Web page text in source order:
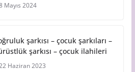
Mayıs 2024
şarkısı – çocuk şarkıları –
şarkısı – çocuk ilahileri
Haziran 2023